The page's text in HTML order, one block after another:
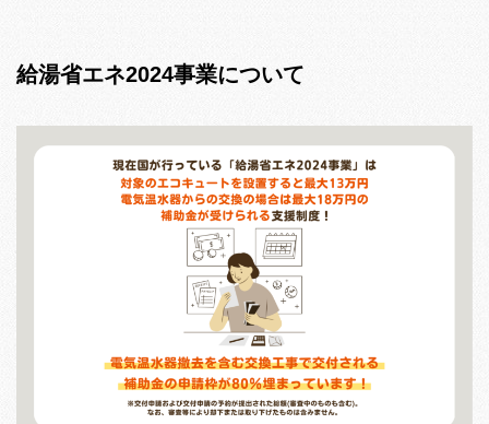
給湯省エネ2024事業について